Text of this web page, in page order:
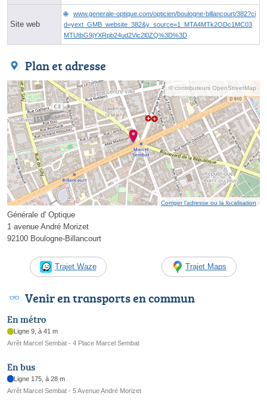
Site web
www.generale-optique.com/opticien/boulogne-billancourt/382?ci
d=yext_GMB_website_382&y_source=1_MTA4MTk2ODc1MC03
MTUtbG9jYXRpb24ud2Vic2l0ZQ%3D%3D
Plan et adresse
© contributeurs OpenStreetMap
Corriger l’adresse ou la localisation
Générale d' Optique
1 avenue André Morizet
92100 Boulogne-Billancourt
Trajet Waze Trajet Maps
Venir en transports en commun
En métro
Ligne 9, à 41 m
Arrêt Marcel Sembat - 4 Place Marcel Sembat
En bus
Ligne 175, à 28 m
Arrêt Marcel Sembat - 5 Avenue André Morizet